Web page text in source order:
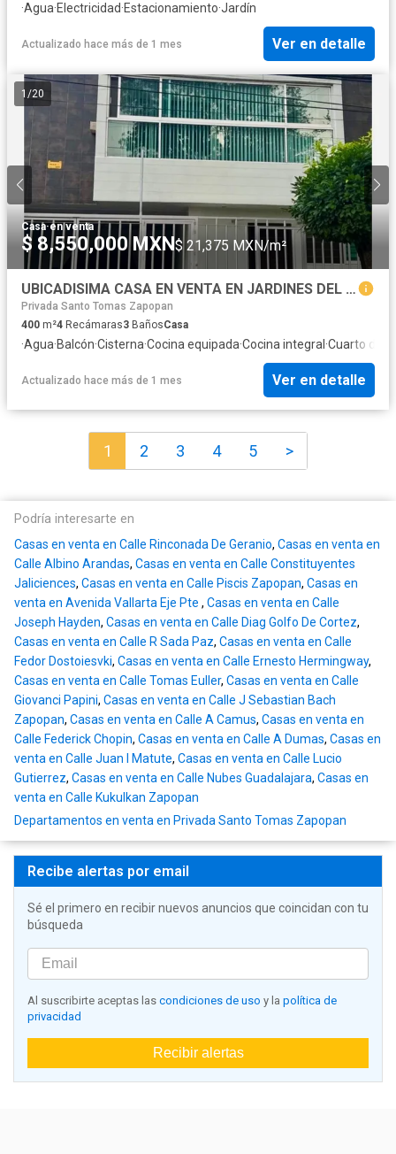
·Agua·Electricidad·Estacionamiento·Jardín
Actualizado hace más de 1 mes Ver en detalle
1 /20
Casa·en venta
$ 8,550,000 MXN$ 21,375 MXN/m²
UBICADISIMA CASA EN VENTA EN JARDINES DEL BOSQUE
Privada Santo Tomas Zapopan
400 m²4 Recámaras3 BañosCasa
·Agua·Balcón·Cisterna·Cocina equipada·Cocina integral ·Cuarto de
Actualizado hace más de 1 mes Ver en detalle
1 2 3 4 5 >
Podría interesarte en
Casas en venta en Calle Rinconada De Geranio, Casas en venta en
Calle Albino Arandas, Casas en venta en Calle Constituyentes
Jaliciences, Casas en venta en Calle Piscis Zapopan, Casas en
venta en Avenida Vallarta Eje Pte , Casas en venta en Calle
Joseph Hayden, Casas en venta en Calle Diag Golfo De Cortez,
Casas en venta en Calle R Sada Paz, Casas en venta en Calle
Fedor Dostoiesvki, Casas en venta en Calle Ernesto Hermingway,
Casas en venta en Calle Tomas Euller, Casas en venta en Calle
Giovanci Papini, Casas en venta en Calle J Sebastian Bach
Zapopan, Casas en venta en Calle A Camus, Casas en venta en
Calle Federick Chopin, Casas en venta en Calle A Dumas, Casas en
venta en Calle Juan I Matute, Casas en venta en Calle Lucio
Gutierrez, Casas en venta en Calle Nubes Guadalajara, Casas en
venta en Calle Kukulkan Zapopan
Departamentos en venta en Privada Santo Tomas Zapopan
Recibe alertas por email
Sé el primero en recibir nuevos anuncios que coincidan con tu
búsqueda
Al suscribirte aceptas las condiciones de uso y la política de
privacidad
Recibir alertas